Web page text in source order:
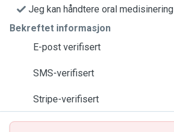
Jeg kan håndtere oral medisinering
Bekreftet informasjon
E-post verifisert
SMS-verifisert
Stripe-verifisert